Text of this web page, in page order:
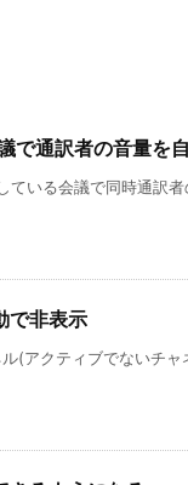
通訳者の音量を
ている会議で同時通訳
で非表示
(アクティブでないチャ